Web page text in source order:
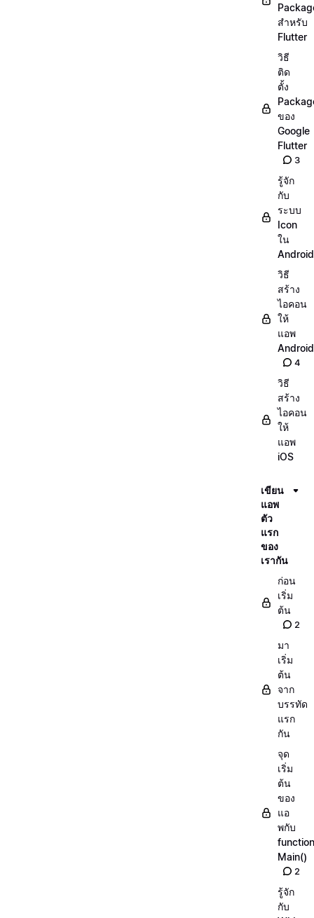
สำหรับ
Flutter
วิธี
ติด
ตั้ง
ของ
Google
Flutter
3
รู้จัก
กับ
ระบบ
Icon
ใน
Android
วิธี
สร้าง
ไอคอน
ให้
แอพ
Android
4
วิธี
สร้าง
ไอคอน
ให้
แอพ
iOS
เขียน
แอพ
ตัว
แรก
ของ
เรากัน
ก่อน
เริ่ม
ต้น
2
มา
เริ่ม
ต้น
จาก
บรรทัด
แรก
กัน
จุด
เริ่ม
ต้น
ของ
แอ
พกับ
function
Main()
2
รู้จัก
กับ